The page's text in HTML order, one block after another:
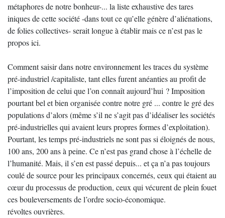
métaphores de notre bonheur-... la liste exhaustive des tares
iniques de cette société -dans tout ce qu’elle génère d’aliénations,
de folies collectives- serait longue à établir mais ce n’est pas le
propos ici.
Comment saisir dans notre environnement les traces du système
pré-industriel /capitaliste, tant elles furent anéanties au profit de
l’imposition de celui que l’on connaît aujourd’hui ? Imposition
pourtant bel et bien organisée contre notre gré ... contre le gré des
populations d’alors (même s’il ne s’agit pas d’idéaliser les sociétés
pré-industrielles qui avaient leurs propres formes d’exploitation).
Pourtant, les temps pré-industriels ne sont pas si éloignés de nous,
100 ans, 200 ans à peine. Ce n’est pas grand chose à l’échelle de
l’humanité. Mais, il s’en est passé depuis... et ça n’a pas toujours
coulé de source pour les principaux concernés, ceux qui étaient au
cœur du processus de production, ceux qui vécurent de plein fouet
ces bouleversements de l’ordre socio-économique.
révoltes ouvrières.